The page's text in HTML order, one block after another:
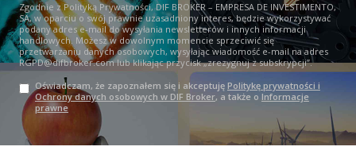
Zgodnie z Polityką Prywatności, DIF BROKER – EMPRESA DE INVESTIMENTO,
SA, w oparciu o swój prawnie uzasadniony interes, będzie wykorzystywać
podany adres e-mail do wysyłania newsletterów i innych informacji
handlowych. Możesz w dowolnym momencie sprzeciwić się
przetwarzaniu danych osobowych, wysyłając wiadomość e-mail na adres
RGPD@difbroker.com lub klikając przycisk „zrezygnuj z subskrypcji”.
Oświadczam, że zapoznałem się i akceptuję Politykę prywatności i
Ochrony danych osobowych w DIF Broker, a także o Informacje
prawne